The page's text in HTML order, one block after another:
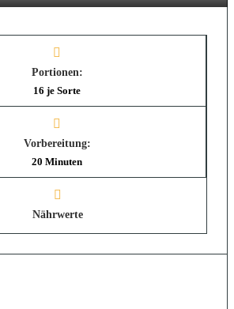
Portionen:
16 je Sorte
Vorbereitung:
20 Minuten
Nährwerte